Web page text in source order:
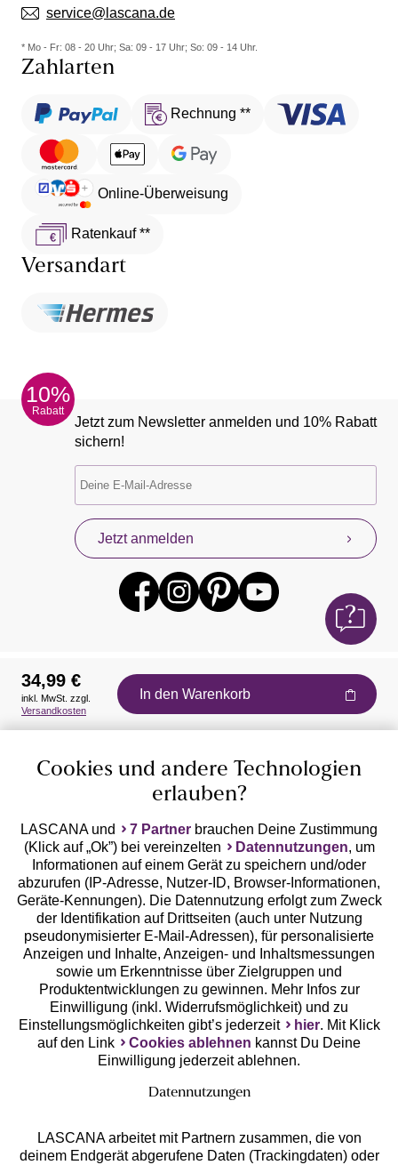
service@lascana.de
* Mo - Fr: 08 - 20 Uhr; Sa: 09 - 17 Uhr; So: 09 - 14 Uhr.
Zahlarten
Rechnung **
Online-Überweisung
Ratenkauf **
Versandart
10%
Rabatt
Jetzt zum Newsletter anmelden und 10% Rabatt
sichern!
Jetzt anmelden
Auszeichnungen
Geprüfte Sicherheit
Unsere Apps
34,99 €
inkl. MwSt. zzgl.
Versandkosten
In den Warenkorb
Cookies und andere Technologien
erlauben?
LASCANA und 7 Partner brauchen Deine Zustimmung
(Klick auf „Ok”) bei vereinzelten
Datennutzungen, um
Informationen auf einem Gerät zu speichern und/oder
abzurufen (IP-Adresse, Nutzer-ID, Browser-Informationen,
Geräte-Kennungen). Die Datennutzung erfolgt zum Zweck
der Identifikation auf Drittseiten (auch unter Nutzung
pseudonymisierter E-Mail-Adressen), für personalisierte
Anzeigen und Inhalte, Anzeigen- und Inhaltsmessungen
sowie um Erkenntnisse über Zielgruppen und
Produktentwicklungen zu gewinnen. Mehr Infos zur
Einwilligung (inkl. Widerrufsmöglichkeit) und zu
Einstellungsmöglichkeiten gibt’s jederzeit
hier. Mit Klick
auf den Link
Cookies ablehnen kannst Du Deine
Einwilligung jederzeit ablehnen.
Datennutzungen
LASCANA arbeitet mit Partnern zusammen, die von
deinem Endgerät abgerufene Daten (Trackingdaten) oder